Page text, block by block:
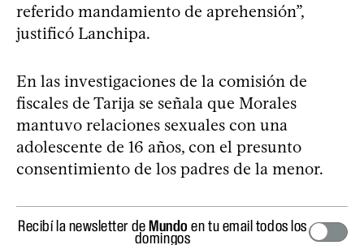
referido mandamiento de aprehensión”,
justificó Lanchipa.
En las investigaciones de la comisión de
fiscales de Tarija se señala que Morales
mantuvo relaciones sexuales con una
adolescente de 16 años, con el presunto
consentimiento de los padres de la menor.
Recibí la newsletter deMundo en tu email todos los
domingos